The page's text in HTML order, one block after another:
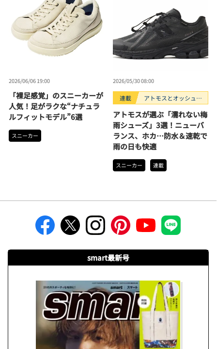
2026/06/06 19:00
「裸足感覚」のスニーカーが
人気！足がラクな“ナチュラ
ルフィットモデル”6選
スニーカー
2026/05/30 08:00
連載
アトモスとオッシュマ
スニーカー3選。
アトモスが選ぶ「濡れない梅
雨シューズ」3選！ニューバ
ランス、ホカ…防水＆速乾で
雨の日も快適
スニーカー 連載
smart最新号